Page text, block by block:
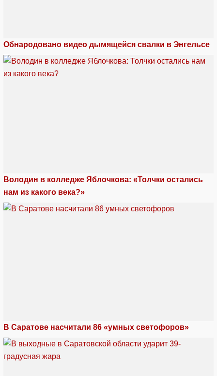
Обнародовано видео дымящейся свалки в Энгельсе
Володин в колледже Яблочкова: «Толчки остались
нам из какого века?»
В Саратове насчитали 86 «умных светофоров»